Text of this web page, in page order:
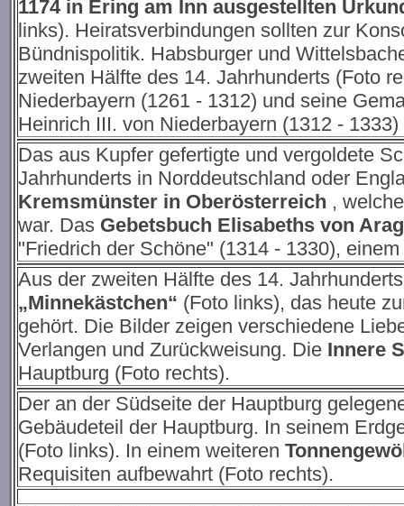
1174 in Ering am Inn ausgestellten
links). Heiratsverbindungen sollten zur
Bündnispolitik. Habsburger und
zweiten Hälfte des 14. Jahrhunderts (Foto
Niederbayern (1261 - 1312) und seine
Heinrich III. von Niederbayern (1312 -
Das aus Kupfer gefertigte und vergoldete
Jahrhunderts in Norddeutschland oder
Kremsmünster in Oberösterreich ,
war. Das Gebetsbuch Elisabeths von
"Friedrich der Schöne" (1314 - 1330),
Aus der zweiten Hälfte des 14.
„Minnekästchen“ (Foto links), das heute
gehört. Die Bilder zeigen verschiedene
Verlangen und Zurückweisung. Die Innere
Hauptburg (Foto rechts).
Der an der Südseite der Hauptburg
Gebäudeteil der Hauptburg. In seinem
(Foto links). In einem weiteren
Requisiten aufbewahrt (Foto rechts).